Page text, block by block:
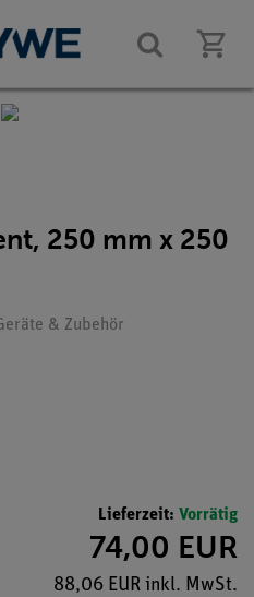
250 mm x 250
& Zubehör
Lieferzeit: Vorrätig
74,00 EUR
88,06 EUR inkl. MwSt.